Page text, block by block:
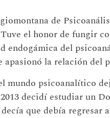
de
el honor de fungir
del
la relación del
mundo psicoanalítico
decidí estudiar un
que debía regresar